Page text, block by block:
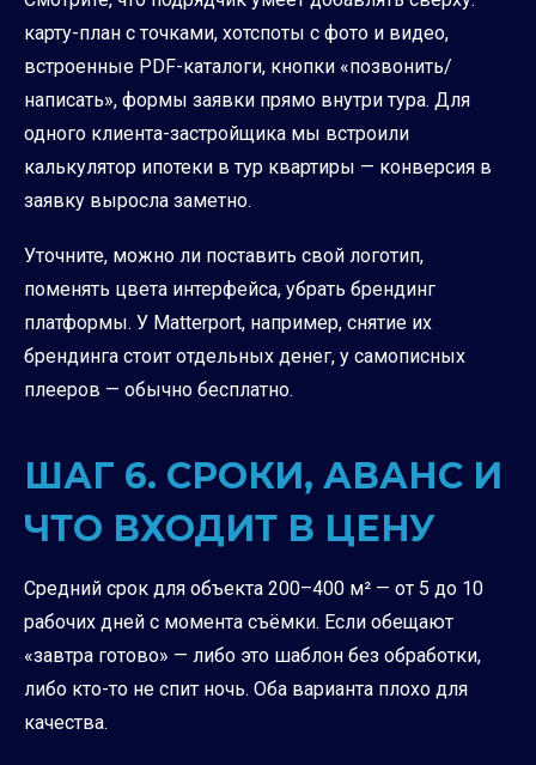
карту-план с точками, хотспоты с фото и видео,
встроенные PDF-каталоги, кнопки «позвонить/
написать», формы заявки прямо внутри тура. Для
одного клиента-застройщика мы встроили
калькулятор ипотеки в тур квартиры — конверсия в
заявку выросла заметно.
Уточните, можно ли поставить свой логотип,
поменять цвета интерфейса, убрать брендинг
платформы. У Matterport, например, снятие их
брендинга стоит отдельных денег, у самописных
плееров — обычно бесплатно.
ШАГ 6. СРОКИ, АВАНС И
ЧТО ВХОДИТ В ЦЕНУ
Средний срок для объекта 200–400 м² — от 5 до 10
рабочих дней с момента съёмки. Если обещают
«завтра готово» — либо это шаблон без обработки,
либо кто-то не спит ночь. Оба варианта плохо для
качества.